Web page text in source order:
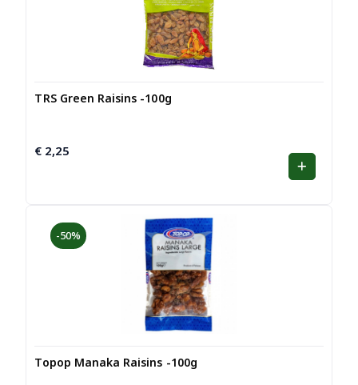
TRS Green Raisins -100g
€ 2,25
-50%
Topop Manaka Raisins -100g